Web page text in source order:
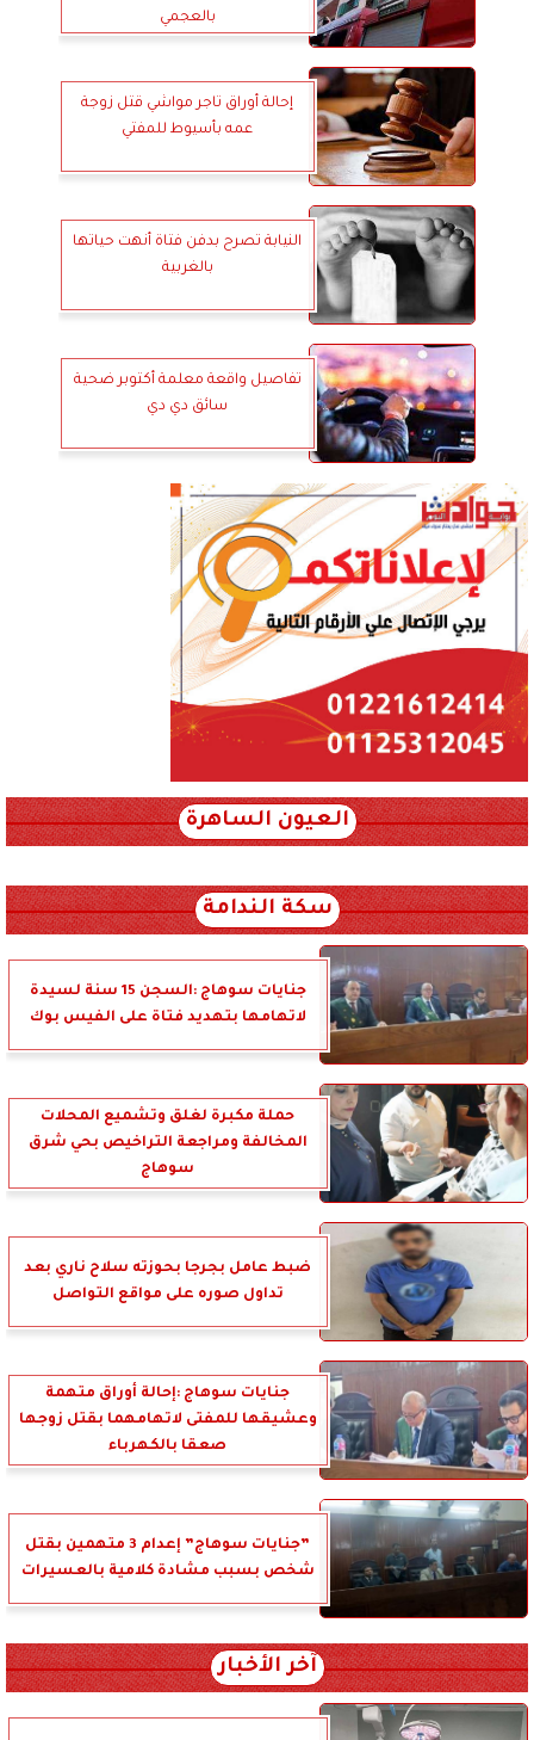
بالعجمي
إحالة أوراق تاجر مواشي قتل زوجة
عمه بأسيوط للمفتي
النيابة تصرح بدفن فتاة أنهت حياتها
بالغربية
تفاصيل واقعة معلمة أكتوبر ضحية
سائق دي دي
العيون الساهرة
سكة الندامة
جنايات سوهاج :السجن 15 سنة لسيدة
لاتهامها بتهديد فتاة على الفيس بوك
حملة مكبرة لغلق وتشميع المحلات
المخالفة ومراجعة التراخيص بحي شرق
سوهاج
ضبط عامل بجرجا بحوزته سلاح ناري بعد
تداول صوره على مواقع التواصل
جنايات سوهاج :إحالة أوراق متهمة
وعشيقها للمفتى لاتهامهما بقتل زوجها
صعقا بالكهرباء
”جنايات سوهاج” إعدام 3 متهمين بقتل
شخص بسبب مشادة كلامية بالعسيرات
آخر الأخبار